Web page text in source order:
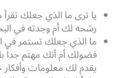
يا ترى ما الذي جعلك
رشحه لك أم وجدته في
ما الذي جعلك تستمر في
فضولك أم أنك مهتم جداً
يقدم لك معلومات